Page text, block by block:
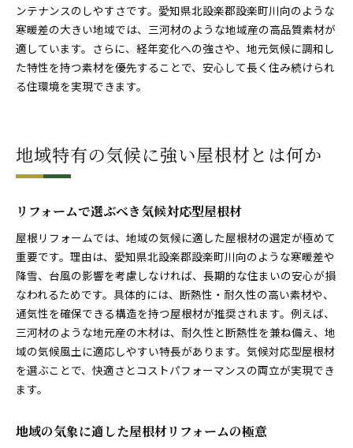
ンテナンスのしやすさです。愛知県北設楽郡設楽町川向のような
寒暖差の大きい地域では、三河材のような地域産の高品質素材が
適しています。さらに、経年変化への強さや、地元気候に調和し
た特性を持つ素材を優先することで、安心して長く住み続けられ
る住環境を実現できます。
地域特有の気候に強い屋根材とは何か
リフォームで選ぶべき気候対応型屋根材
屋根リフォームでは、地域の気候に適した屋根材の選定が極めて
重要です。理由は、愛知県北設楽郡設楽町川向のような寒暖差や
降雪、台風の影響を考慮しなければ、長期的な住まいの安心が損
なわれるためです。具体的には、断熱性・耐久性の高い素材や、
通気性を確保できる構造を持つ屋根材が推奨されます。例えば、
三河材のような地元産の木材は、耐久性と断熱性を兼ね備え、地
域の気候風土に適応しやすい特長があります。気候対応型屋根材
を選ぶことで、快適さとコストパフォーマンスの両立が実現でき
ます。
地域の気象に適した屋根材リフォームの極意